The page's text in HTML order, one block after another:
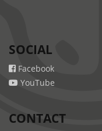
SOCIAL
Facebook
YouTube
CONTACT